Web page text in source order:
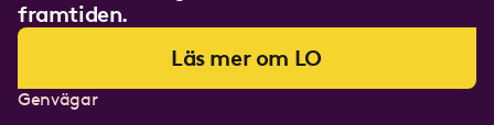
framtiden.
Läs mer om LO
Genvägar